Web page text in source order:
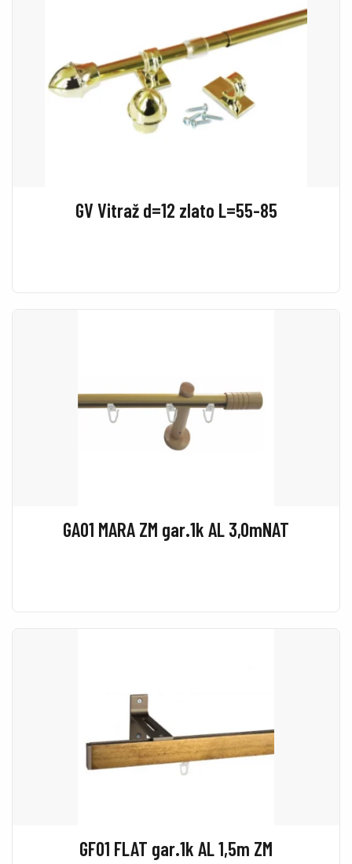
GV Vitraž d=12 zlato L=55-85
GA01 MARA ZM gar.1k AL 3,0mNAT
GF01 FLAT gar.1k AL 1,5m ZM